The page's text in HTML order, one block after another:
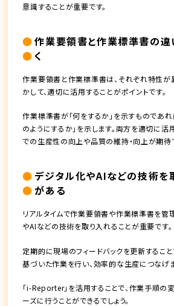
意識することが重要です。
作業要領書と作業標準書の違
く
作業要領書と作業標準書は、それぞれ特性が
かして、適切に活用することがポイントです。
作業標準書が「何をするか」を示すものであ
のようにするか」を示します。両方を適切に活
での生産性の向上や品質の維持・向上が期待で
デジタル化やAIなどの技術を
がある
リアルタイムで作業要領書や作業標準書を管
やAIなどの技術を取り入れることが重要です。
定期的に現場のフィードバックを更新するこ
基づいた作業を行い、効率的な生産につなげま
「i-Reporter」を活用することで、作業手順の
ーズに行うことができるでしょう。